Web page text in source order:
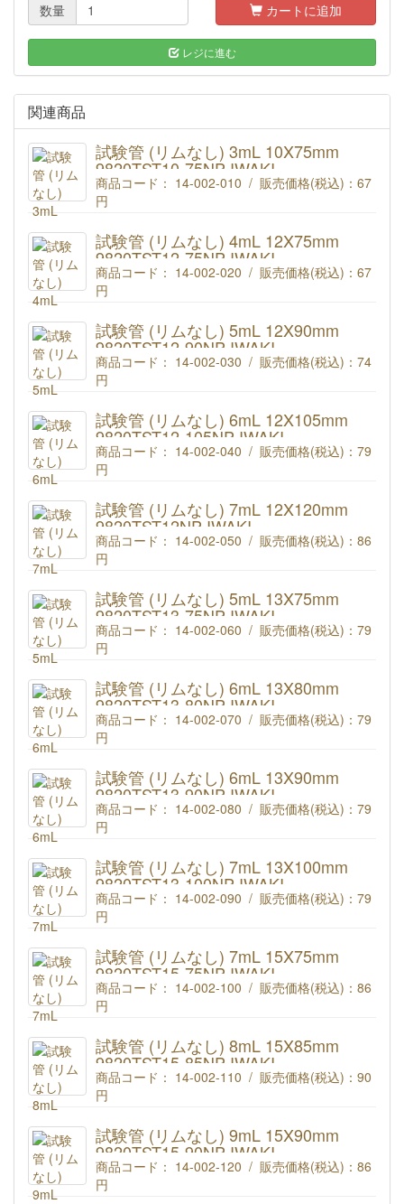
数量 カートに追加
レジに進む
関連商品
試験管 (リムなし) 3mL 10X75mm
9820TST10-75NP IWAKI
商品コード： 14-002-010 / 販売価格(税込)： 67
円
75NP
試験管 (リムなし) 4mL 12X75mm
9820TST12-75NP IWAKI
商品コード： 14-002-020 / 販売価格(税込)： 67
円
75NP
試験管 (リムなし) 5mL 12X90mm
9820TST12-90NP IWAKI
商品コード： 14-002-030 / 販売価格(税込)： 74
円
90NP
試験管 (リムなし) 6mL 12X105mm
9820TST12-105NP IWAKI
商品コード： 14-002-040 / 販売価格(税込)： 79
円
105NP
試験管 (リムなし) 7mL 12X120mm
9820TST12NP IWAKI
商品コード： 14-002-050 / 販売価格(税込)： 86
円
試験管 (リムなし) 5mL 13X75mm
9820TST13-75NP IWAKI
商品コード： 14-002-060 / 販売価格(税込)： 79
円
75NP
試験管 (リムなし) 6mL 13X80mm
9820TST13-80NP IWAKI
商品コード： 14-002-070 / 販売価格(税込)： 79
円
80NP
試験管 (リムなし) 6mL 13X90mm
9820TST13-90NP IWAKI
商品コード： 14-002-080 / 販売価格(税込)： 79
円
90NP
試験管 (リムなし) 7mL 13X100mm
9820TST13-100NP IWAKI
商品コード： 14-002-090 / 販売価格(税込)： 79
円
100NP
試験管 (リムなし) 7mL 15X75mm
9820TST15-75NP IWAKI
商品コード： 14-002-100 / 販売価格(税込)： 86
円
75NP
試験管 (リムなし) 8mL 15X85mm
9820TST15-85NP IWAKI
商品コード： 14-002-110 / 販売価格(税込)： 90
円
85NP
試験管 (リムなし) 9mL 15X90mm
9820TST15-90NP IWAKI
商品コード： 14-002-120 / 販売価格(税込)： 86
円